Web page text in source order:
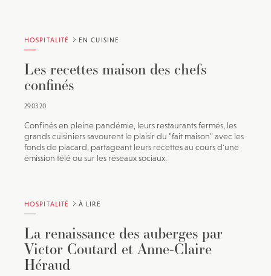
HOSPITALITÉ EN CUISINE
Les recettes maison des chefs
confinés
29.03.20
Confinés en pleine pandémie, leurs restaurants fermés, les
grands cuisiniers savourent le plaisir du "fait maison" avec les
fonds de placard, partageant leurs recettes au cours d'une
émission télé ou sur les réseaux sociaux.
HOSPITALITÉ À LIRE
La renaissance des auberges par
Victor Coutard et Anne-Claire
Héraud